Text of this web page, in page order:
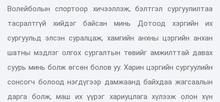
Волейболын спортоор хичээллэж, бэлтгэл сургуулилтаа
тасралтгүй хийдэг байсан минь Дотоод хэргийн их
сургуульд элсэн суралцаж, хамгийн анхны цэргийн анхан
шатны мэдлэг олгох сургалтын төвийг амжилттай давах
суурь минь болж өгсөн болов уу. Харин цэргийн сургуулийн
сонсогч болоод нэгдүгээр дамжаанд байхдаа жагсаалын
дарга болж, маш их үүрэг хариуцлага хүлээж олон хүн